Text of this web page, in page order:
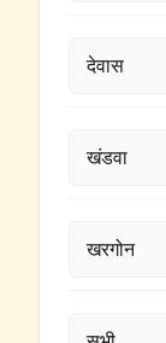
देवास
खंडवा
खरगोन